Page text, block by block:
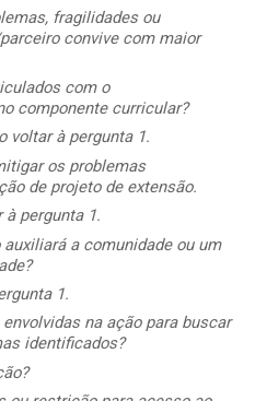
fragilidades ou
convive com maior
com o
componente curricular?
voltar à pergunta 1.
os problemas
de projeto de extensão.
à pergunta 1.
a comunidade ou um
1.
na ação para buscar
identificados?